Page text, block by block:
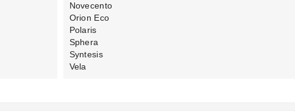
Novecento
Orion Eco
Polaris
Sphera
Syntesis
Vela